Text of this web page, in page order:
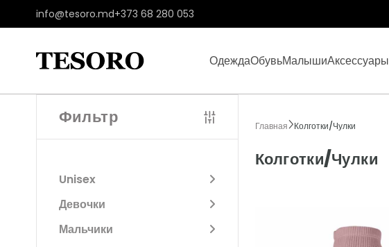
info@tesoro.md+373 68 280 053
ОдеждаОбувьМалышиАксессуары
Фильтр
Unisex
Девочки
Мальчики
Главная Колготки/Чулки
Колготки/Чулки